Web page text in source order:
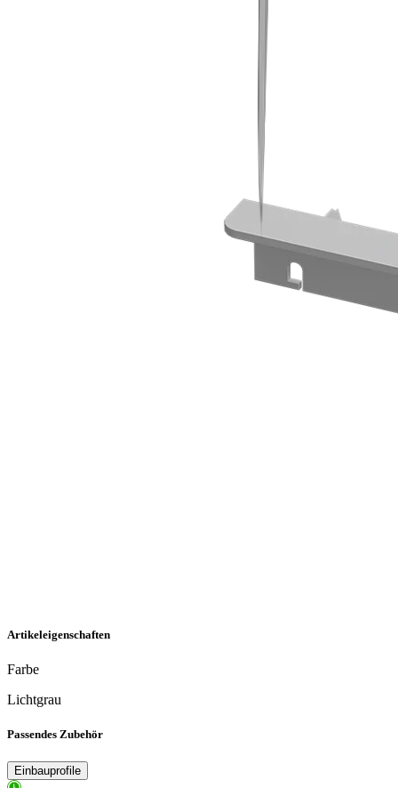
Artikeleigenschaften
Farbe
Lichtgrau
Passendes Zubehör
Einbauprofile